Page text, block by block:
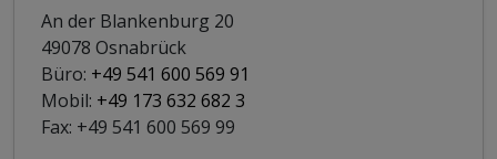
An der Blankenburg 20
49078 Osnabrück
Büro: +49 541 600 569 91
Mobil: +49 173 632 682 3
Fax: +49 541 600 569 99